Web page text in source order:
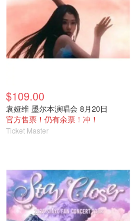
$109.00
袁娅维 墨尔本演唱会 8月20日
官方售票！仍有余票！冲！
Ticket Master